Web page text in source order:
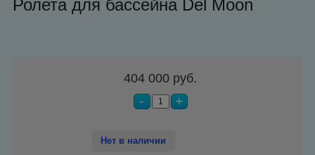
Ролета для бассейна Del Moon
- +
Нет в наличии
404 000 руб.